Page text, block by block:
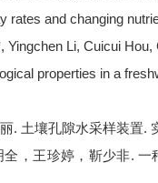
rates and changing
Yingchen Li, Cuicui
properties in a
. 土壤孔隙水采样装置.
全，王珍婷，靳少非.一